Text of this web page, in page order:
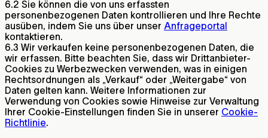
6.2 Sie können die von uns erfassten
personenbezogenen Daten kontrollieren und Ihre Rechte
ausüben, indem Sie uns über unser Anfrageportal
kontaktieren.
6.3 Wir verkaufen keine personenbezogenen Daten, die
wir erfassen. Bitte beachten Sie, dass wir Drittanbieter-
Cookies zu Werbezwecken verwenden, was in einigen
Rechtsordnungen als „Verkauf“ oder „Weitergabe“ von
Daten gelten kann. Weitere Informationen zur
Verwendung von Cookies sowie Hinweise zur Verwaltung
Ihrer Cookie-Einstellungen finden Sie in unserer Cookie-
Richtlinie.